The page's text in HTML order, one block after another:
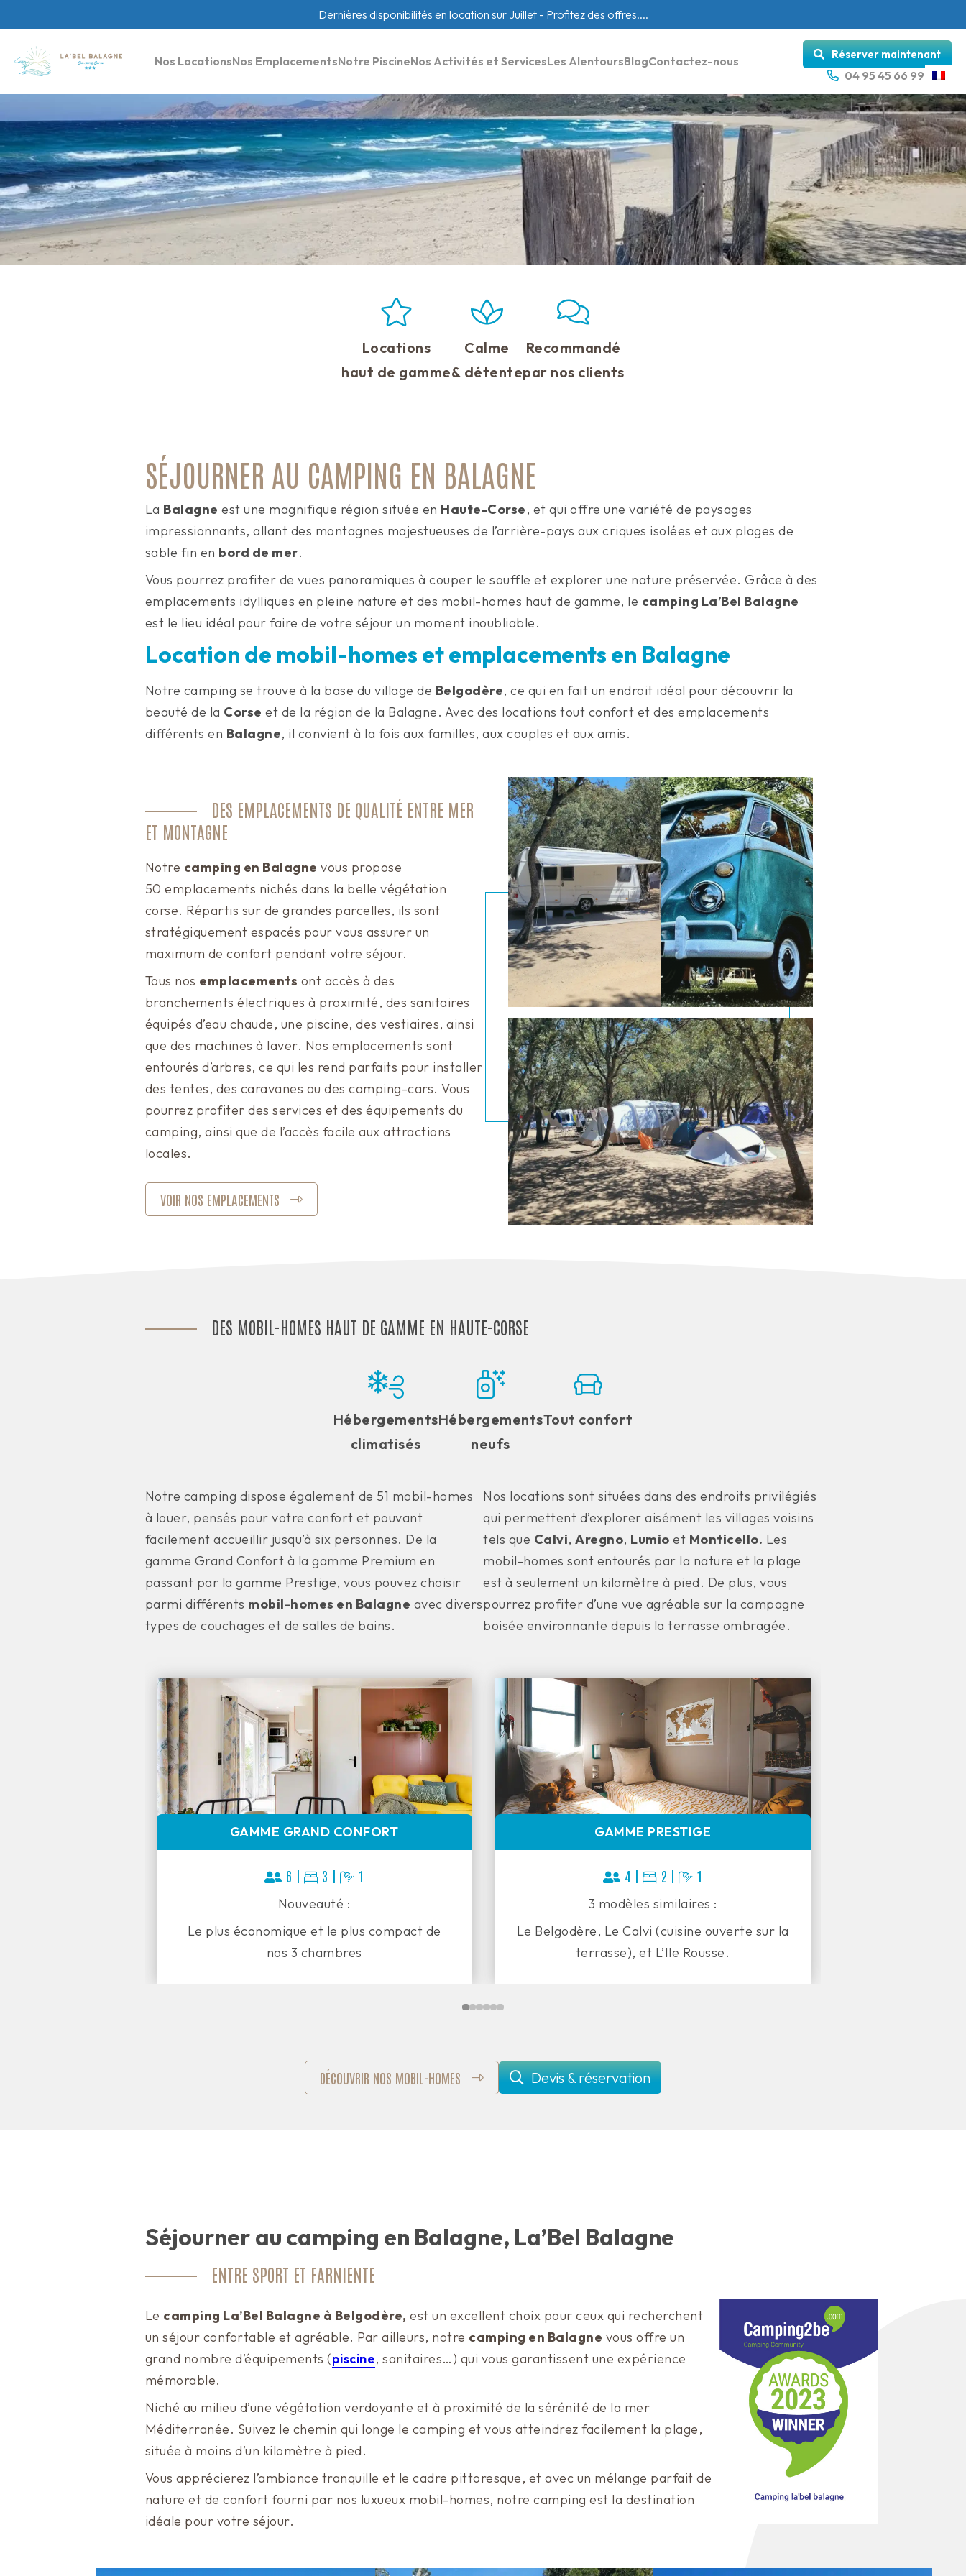
Dernières disponibilités en location sur Juillet - Profitez des offres....
Nos LocationsNos EmplacementsNotre PiscineNos Activités et ServicesLes AlentoursBlogContactez-nous
04 95 45 66 99
Réserver maintenant
Locations
haut de gamme
Calme
& détente
Recommandé
par nos clients
SÉJOURNER AU CAMPING EN BALAGNE
La Balagne est une magnifique région située en Haute-Corse, et qui offre une variété de paysages
impressionnants, allant des montagnes majestueuses de l’arrière-pays aux criques isolées et aux plages de
sable fin en bord de mer.
Vous pourrez profiter de vues panoramiques à couper le souffle et explorer une nature préservée. Grâce à des
emplacements idylliques en pleine nature et des mobil-homes haut de gamme, le camping La’Bel Balagne
est le lieu idéal pour faire de votre séjour un moment inoubliable.
Location de mobil-homes et emplacements en Balagne
Notre camping se trouve à la base du village de Belgodère, ce qui en fait un endroit idéal pour découvrir la
beauté de la Corse et de la région de la Balagne. Avec des locations tout confort et des emplacements
différents en Balagne, il convient à la fois aux familles, aux couples et aux amis.
DES EMPLACEMENTS DE QUALITÉ ENTRE MER
ET MONTAGNE
Notre camping en Balagne vous propose
50 emplacements nichés dans la belle végétation
corse. Répartis sur de grandes parcelles, ils sont
stratégiquement espacés pour vous assurer un
maximum de confort pendant votre séjour.
Tous nos emplacements ont accès à des
branchements électriques à proximité, des sanitaires
équipés d’eau chaude, une piscine, des vestiaires, ainsi
que des machines à laver. Nos emplacements sont
entourés d’arbres, ce qui les rend parfaits pour installer
des tentes, des caravanes ou des camping-cars. Vous
pourrez profiter des services et des équipements du
camping, ainsi que de l’accès facile aux attractions
locales.
VOIR NOS EMPLACEMENTS
DES MOBIL-HOMES HAUT DE GAMME EN HAUTE-CORSE
Hébergements
climatisés
Hébergements
neufs
Tout confort
Notre camping dispose également de 51 mobil-homes
à louer, pensés pour votre confort et pouvant
facilement accueillir jusqu’à six personnes. De la
gamme Grand Confort à la gamme Premium en
passant par la gamme Prestige, vous pouvez choisir
parmi différents mobil-homes en Balagne avec divers
types de couchages et de salles de bains.
Nos locations sont situées dans des endroits privilégiés
qui permettent d’explorer aisément les villages voisins
tels que Calvi, Aregno, Lumio et Monticello. Les
mobil-homes sont entourés par la nature et la plage
est à seulement un kilomètre à pied. De plus, vous
pourrez profiter d’une vue agréable sur la campagne
boisée environnante depuis la terrasse ombragée.
GAMME GRAND CONFORT
6 | 3 | 1
Nouveauté :
Le plus économique et le plus compact de
nos 3 chambres
GAMME PRESTIGE
4 | 2 | 1
3 modèles similaires :
Le Belgodère, Le Calvi (cuisine ouverte sur la
terrasse), et L’Ile Rousse.
DÉCOUVRIR NOS MOBIL-HOMES Devis & réservation
Séjourner au camping en Balagne, La’Bel Balagne
ENTRE SPORT ET FARNIENTE
Le camping La’Bel Balagne à Belgodère, est un excellent choix pour ceux qui recherchent
un séjour confortable et agréable. Par ailleurs, notre camping en Balagne vous offre un
grand nombre d’équipements (piscine, sanitaires…) qui vous garantissent une expérience
mémorable.
Niché au milieu d’une végétation verdoyante et à proximité de la sérénité de la mer
Méditerranée. Suivez le chemin qui longe le camping et vous atteindrez facilement la plage,
située à moins d’un kilomètre à pied.
Vous apprécierez l’ambiance tranquille et le cadre pittoresque, et avec un mélange parfait de
nature et de confort fourni par nos luxueux mobil-homes, notre camping est la destination
idéale pour votre séjour.